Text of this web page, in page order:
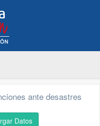
ante desastres
Datos